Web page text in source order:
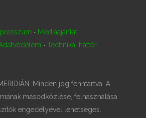
· Médiaajánlat
· Technikai háttér
Minden jog fenntartva. A
másodközlése, felhasználása
engedélyével lehetséges.